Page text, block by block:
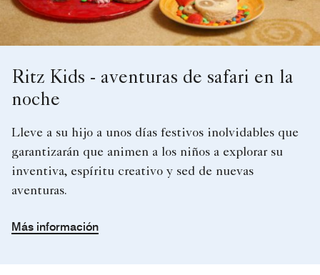
Ritz Kids - aventuras de safari en la
noche
Lleve a su hijo a unos días festivos inolvidables que
garantizarán que animen a los niños a explorar su
inventiva, espíritu creativo y sed de nuevas
aventuras.
Más información